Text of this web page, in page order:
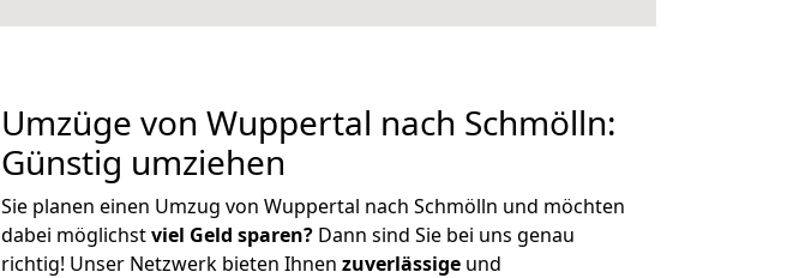
Umzüge von Wuppertal nach Schmölln:
Günstig umziehen
Sie planen einen Umzug von Wuppertal nach Schmölln und möchten
dabei möglichstviel Geld sparen? Dann sind Sie bei uns genau
richtig! Unser Netzwerk bieten Ihnen zuverlässige und